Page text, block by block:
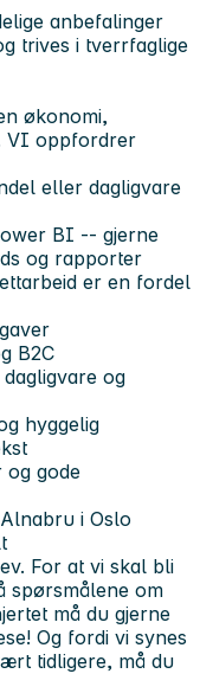
anbefalinger
trives i tverrfaglige
økonomi,
VI oppfordrer
eller dagligvare
BI -- gjerne
og rapporter
er en fordel
B2C
og
hyggelig
og gode
i Oslo
For at vi skal bli
spørsmålene om
må du gjerne
Og fordi vi synes
tidligere, må du